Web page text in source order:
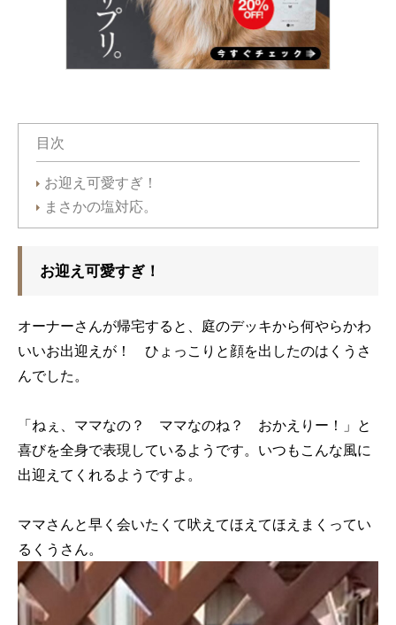
目次
お迎え可愛すぎ！
まさかの塩対応。
お迎え可愛すぎ！
オーナーさんが帰宅すると、庭のデッキから何やらかわ
いいお出迎えが！ ひょっこりと顔を出したのはくうさ
んでした。
「ねぇ、ママなの？ ママなのね？ おかえりー！」と
喜びを全身で表現しているようです。いつもこんな風に
出迎えてくれるようですよ。
ママさんと早く会いたくて吠えてほえてほえまくってい
るくうさん。